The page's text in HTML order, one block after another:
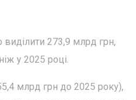
виділити 273,9 млрд грн,
у 2025 році.
млрд грн до 2025 року),